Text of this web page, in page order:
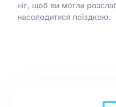
ніг, щоб ви могли
насолодитися поїздкою.